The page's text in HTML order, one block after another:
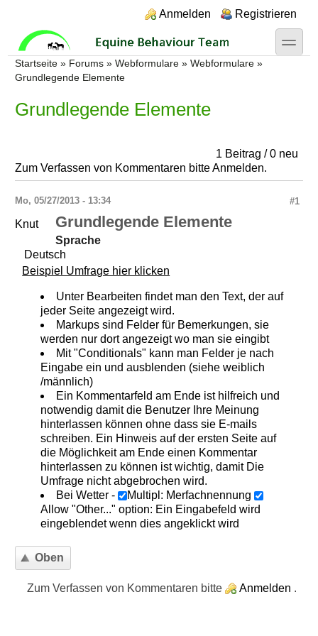
Login links
Anmelden Registrieren
toggle
Sie sind hier
Startseite » Forums »Webformulare »Webformulare »
Grundlegende Elemente
Grundlegende Elemente
1 Beitrag / 0 neu
Zum Verfassen von Kommentaren bitteAnmelden.
Mo, 05/27/2013 - 13:34 #1
Knut Grundlegende Elemente
Sprache
Deutsch
Beispiel Umfrage hier klicken
Unter Bearbeiten findet man den Text, der auf
jeder Seite angezeigt wird.
Markups sind Felder für Bemerkungen, sie
werden nur dort angezeigt wo man sie eingibt
Mit "Conditionals" kann man Felder je nach
Eingabe ein und ausblenden (siehe weiblich
/männlich)
Ein Kommentarfeld am Ende ist hilfreich und
notwendig damit die Benutzer Ihre Meinung
hinterlassen können ohne dass sie E-mails
schreiben. Ein Hinweis auf der ersten Seite auf
die Möglichkeit am Ende einen Kommentar
hinterlassen zu können ist wichtig, damit Die
Umfrage nicht abgebrochen wird.
Bei Wetter -
Multipl: Merfachnennung
Allow "Other..." option: Ein Eingabefeld wird
eingeblendet wenn dies angeklickt wird
Oben
Zum Verfassen von Kommentaren bitte Anmelden .